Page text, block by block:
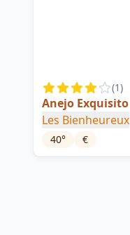
(1)
Anejo Exquisito
Les Bienheureux
40° €